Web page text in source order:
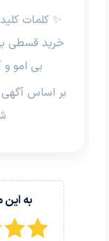
✨ کلمات
بی امو
به